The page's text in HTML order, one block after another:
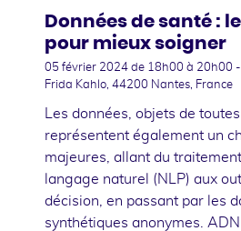
Données de santé :
pour mieux soigner
05 février 2024 de 18h00 à 20h00 -
Frida Kahlo, 44200 Nantes, France
Les données, objets de
représentent également un
majeures, allant du
langage naturel (NLP) aux
décision, en passant par les
synthétiques anonymes. ADN